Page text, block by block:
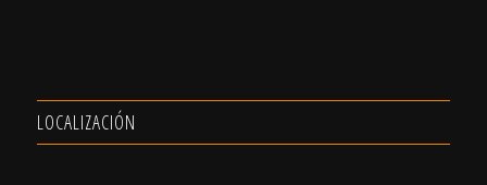
LOCALIZACIÓN